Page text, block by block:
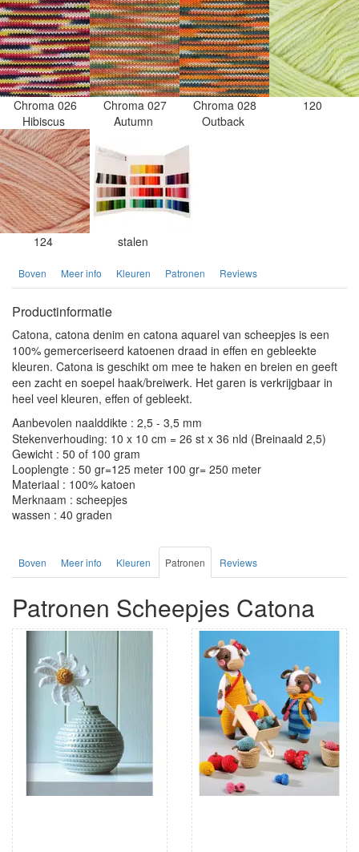
Chroma 026
Hibiscus
Chroma 027
Autumn
Chroma 028
Outback
120
124 stalen
Boven Meer info Kleuren Patronen Reviews
Productinformatie
Catona, catona denim en catona aquarel van scheepjes is een
100% gemerceriseerd katoenen draad in effen en gebleekte
kleuren. Catona is geschikt om mee te haken en breien en geeft
een zacht en soepel haak/breiwerk. Het garen is verkrijgbaar in
heel veel kleuren, effen of gebleekt.
Aanbevolen naalddikte : 2,5 - 3,5 mm
Stekenverhouding: 10 x 10 cm = 26 st x 36 nld (Breinaald 2,5)
Gewicht : 50 of 100 gram
Looplengte : 50 gr=125 meter 100 gr= 250 meter
Materiaal : 100% katoen
Merknaam : scheepjes
wassen : 40 graden
Boven Meer info Kleuren Patronen Reviews
Patronen Scheepjes Catona